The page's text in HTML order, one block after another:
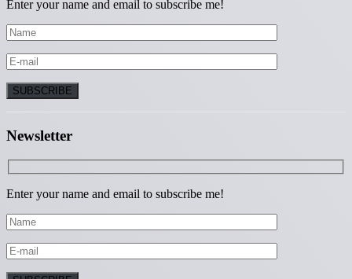
Enter your name and email to subscribe me!
Newsletter
Enter your name and email to subscribe me!